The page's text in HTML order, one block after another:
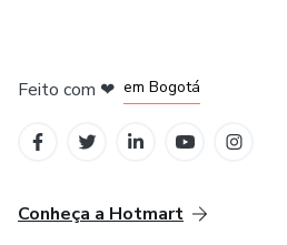
Feito com ❤ em Bogotá
Conheça a Hotmart